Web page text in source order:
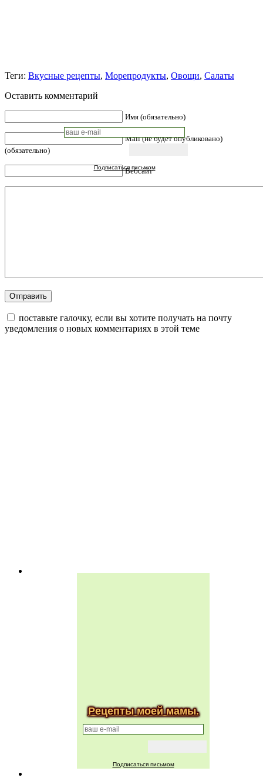
Подписаться письмом
Теги: Вкусные рецепты, Морепродукты, Овощи, Салаты
Оставить комментарий
Имя (обязательно)
Mail (не будет опубликовано)
(обязательно)
Вебсайт
поставьте галочку, если вы хотите получать на почту
уведомления о новых комментариях в этой теме
Рецепты моей мамы.
Подписаться письмом